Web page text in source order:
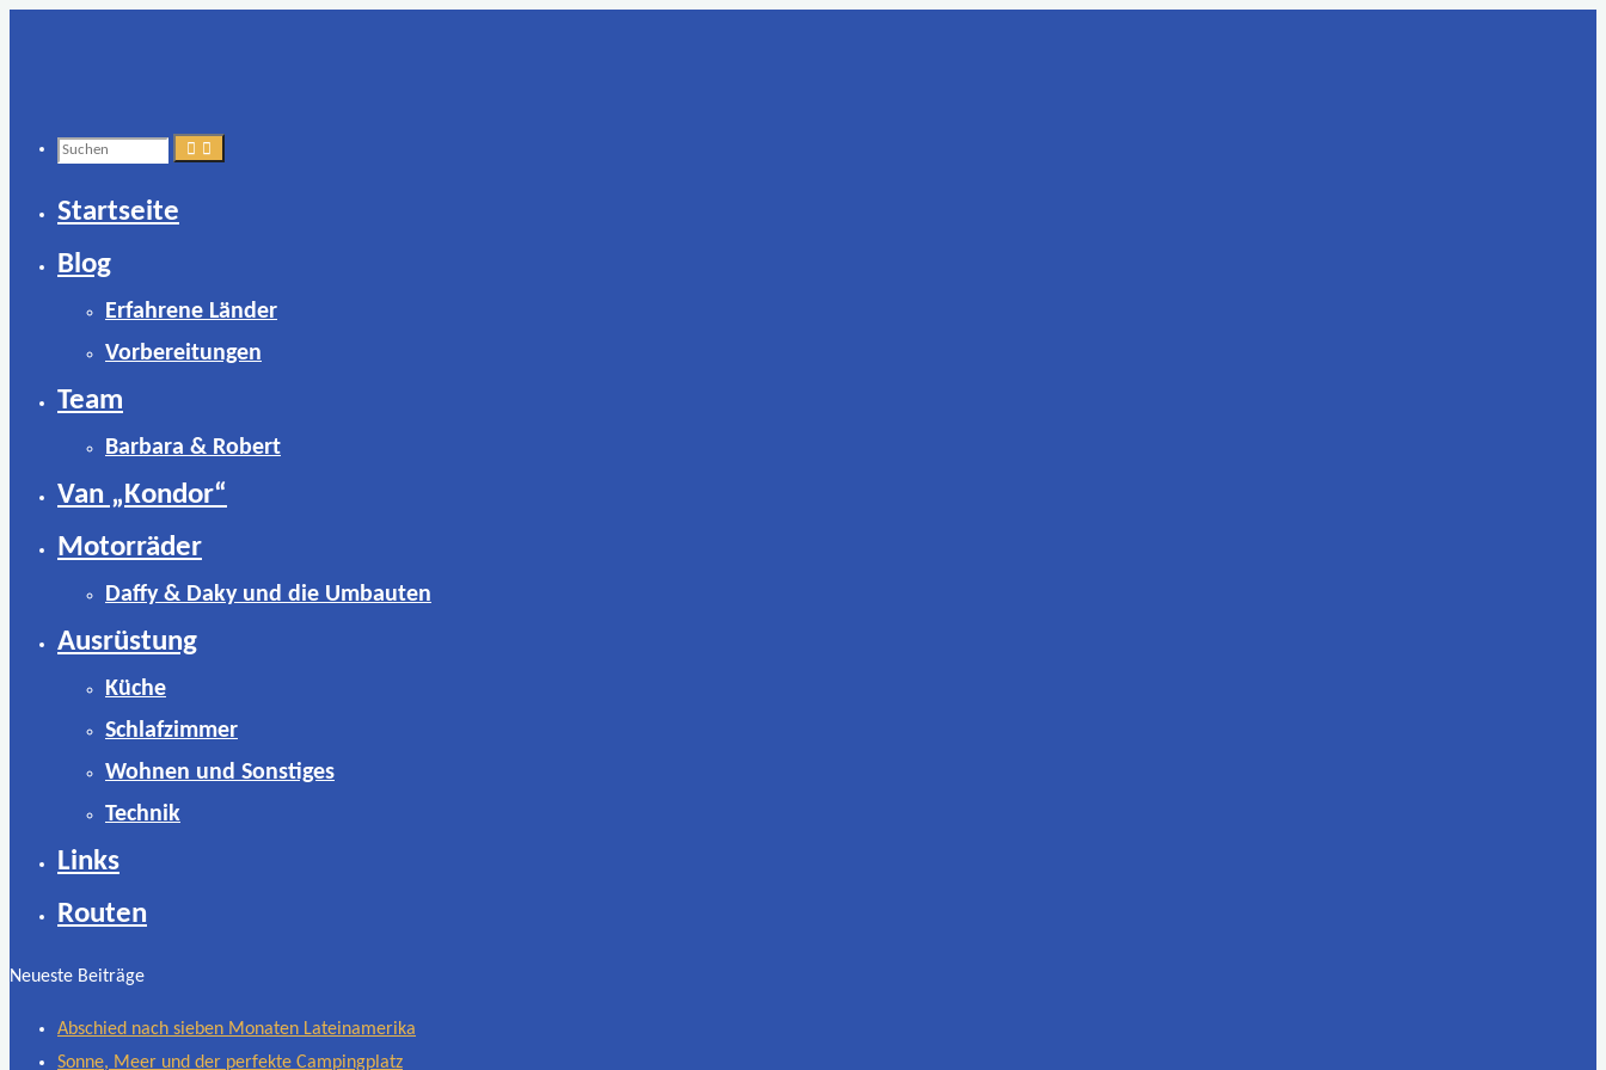
Suchen
nach:
Startseite
Blog
Erfahrene Länder
Vorbereitungen
Team
Barbara & Robert
Van „Kondor“
Motorräder
Daffy & Daky und die Umbauten
Ausrüstung
Küche
Schlafzimmer
Wohnen und Sonstiges
Technik
Links
Routen
Neueste Beiträge
Abschied nach sieben Monaten Lateinamerika
Sonne, Meer und der perfekte Campingplatz